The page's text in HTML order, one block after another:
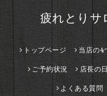
疲れとりサ
トップページ 当店の4
ご予約状況 店長の
よくある質問